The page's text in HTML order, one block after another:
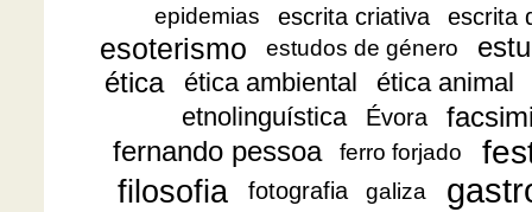
epidemias escrita criativa escrita
esoterismo estudos de género
ética
ética ambiental
ética animal
etnolinguística
Évora
fernando pessoa
ferro forjado
filosofia
fotografia galiza